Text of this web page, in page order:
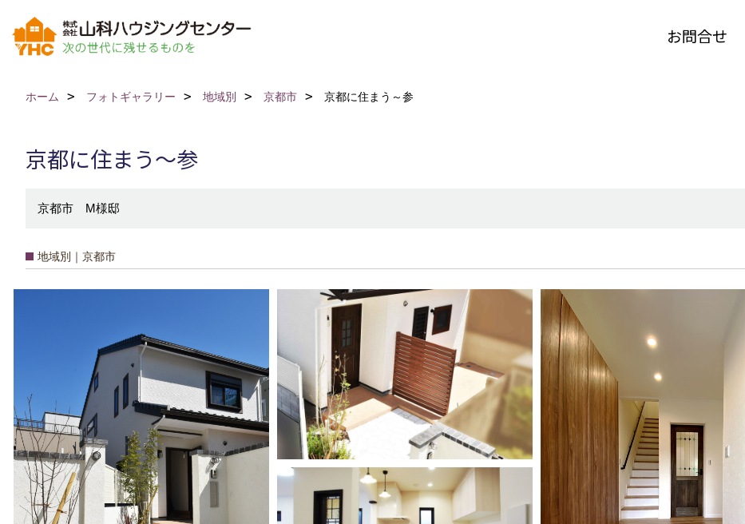
お問合せ
ホーム フォトギャラリー 地域別 京都市 京都に住まう～参
京都に住まう～参
京都市 M様邸
地域別｜京都市